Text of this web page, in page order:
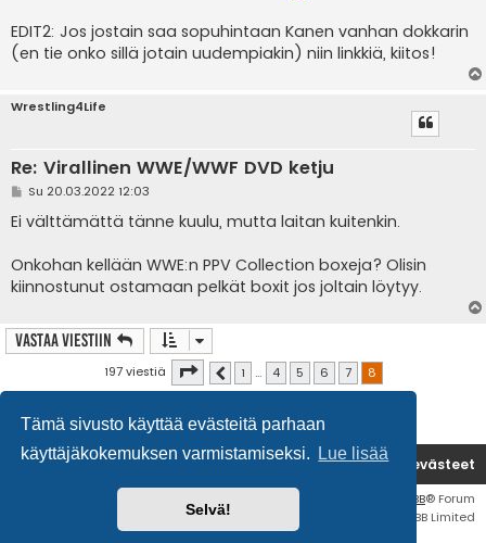
Tämä sivusto käyttää evästeitä parhaan
käyttäjäkokemuksen varmistamiseksi.
Lue lisää
Selvä!
EDIT2: Jos jostain saa sopuhintaan Kanen vanhan dokkarin
(en tie onko sillä jotain uudempiakin) niin linkkiä, kiitos!
Wrestling4Life
Re: Virallinen WWE/WWF DVD ketju
V
e
s
i
Su 20.03.2022 12:03
Ei välttämättä tänne kuulu, mutta laitan kuitenkin.
Onkohan kellään WWE:n PPV Collection boxeja? Olisin
kiinnostunut ostamaan pelkät boxit jos joltain löytyy.
Vastaa Viestiin
197 viestiä Sivu 8
Edellinen
1 … 4 5 6 7 8
Etusivu Poista evästeet
phpBB® Forum
Software © phpBB Limited